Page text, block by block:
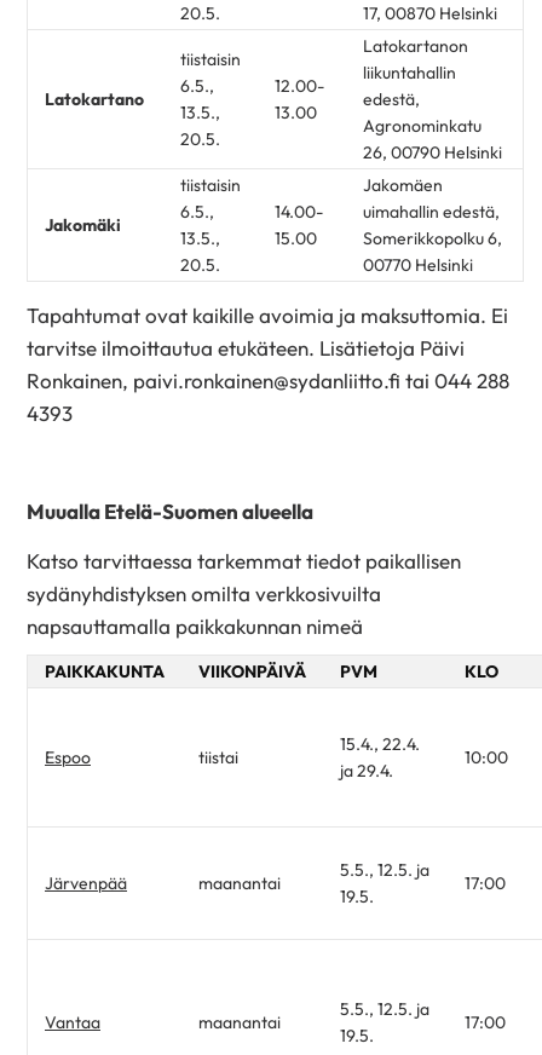
20.5.
17, 00870 Helsinki
Latokartano
tiistaisin
6.5.,
13.5.,
20.5.
12.00-
13.00
Latokartanon
liikuntahallin
edestä,
Agronominkatu
26, 00790 Helsinki
Jakomäki
tiistaisin
6.5.,
13.5.,
20.5.
14.00-
15.00
Jakomäen
uimahallin edestä,
Somerikkopolku 6,
00770 Helsinki
Tapahtumat ovat kaikille avoimia ja maksuttomia. Ei
tarvitse ilmoittautua etukäteen. Lisätietoja Päivi
Ronkainen, paivi.ronkainen@sydanliitto.fi tai 044 288
4393
Muualla Etelä-Suomen alueella
Katso tarvittaessa tarkemmat tiedot paikallisen
sydänyhdistyksen omilta verkkosivuilta
napsauttamalla paikkakunnan nimeä
PAIKKAKUNTA VIIKONPÄIVÄ PVM KLO
Espoo tiistai
15.4., 22.4.
ja 29.4.
10:00
Järvenpää maanantai
5.5., 12.5. ja
19.5.
17:00
Vantaa maanantai
5.5., 12.5. ja
19.5.
17:00